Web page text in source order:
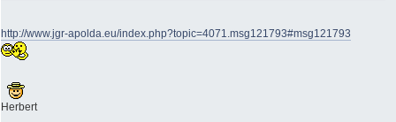
http://www.jgr-apolda.eu/index.php?topic=4071.msg121793#msg121793
Herbert